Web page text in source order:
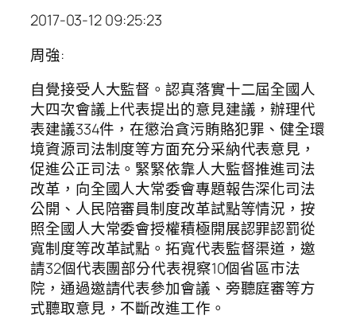
2017-03-12 09:25:23
周強:
自覺接受人大監督。認真落實十二屆全國人
大四次會議上代表提出的意見建議，辦理代
表建議334件，在懲治貪污賄賂犯罪、健全環
境資源司法制度等方面充分采納代表意見，
促進公正司法。緊緊依靠人大監督推進司法
改革，向全國人大常委會專題報告深化司法
公開、人民陪審員制度改革試點等情況，按
照全國人大常委會授權積極開展認罪認罰從
寬制度等改革試點。拓寬代表監督渠道，邀
請32個代表團部分代表視察10個省區市法
院，通過邀請代表參加會議、旁聽庭審等方
式聽取意見，不斷改進工作。